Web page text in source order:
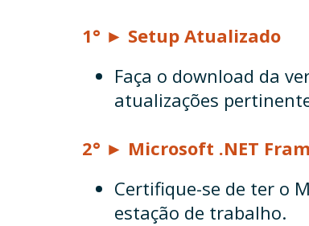
1° ► Setup Atualizado
Faça o download da
atualizações
2° ► Microsoft .NET
Certifique-se de ter o
estação de trabalho.